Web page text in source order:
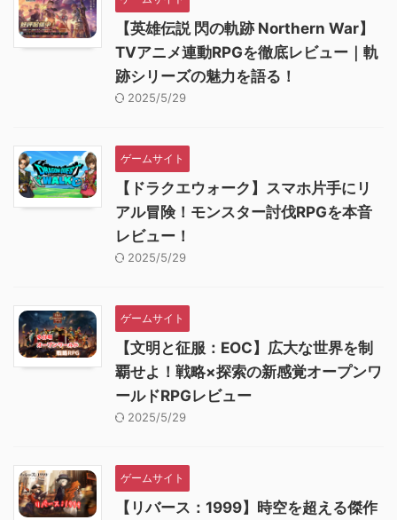
【英雄伝説 閃の軌跡 Northern War】
TVアニメ連動RPGを徹底レビュー｜軌
跡シリーズの魅力を語る！
2025/5/29
ゲームサイト
【ドラクエウォーク】スマホ片手にリ
アル冒険！モンスター討伐RPGを本音
レビュー！
2025/5/29
ゲームサイト
【文明と征服：EOC】広大な世界を制
覇せよ！戦略×探索の新感覚オープンワ
ールドRPGレビュー
2025/5/29
ゲームサイト
【リバース：1999】時空を超える傑作